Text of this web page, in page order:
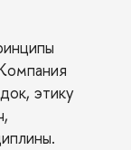
этику